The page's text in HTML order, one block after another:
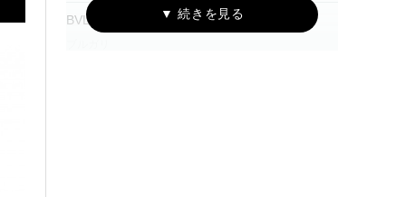
BVLGARI